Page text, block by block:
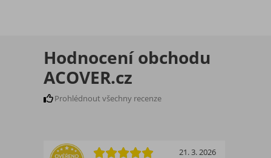
Hodnocení obchodu
ACOVER.cz
Prohlédnout všechny recenze
21. 3. 2026